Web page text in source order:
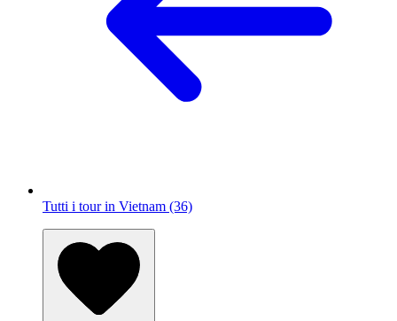
Tutti i tour in Vietnam (36)